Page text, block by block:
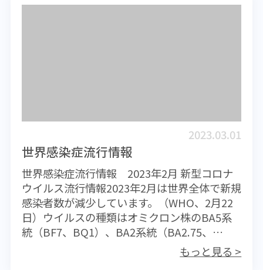
ジア各国でデング熱患者数が増加していま
す。マレーシアやベトナムでは2万人以上、フ
ィリピンでは3万人近くの患者が確認されてお
り、いずれも昨年同期の２～３倍の数になっ
ています。一方、シンガポールでは約2000人
と昨年よりも少ない数です。東南アジアはこ
れから雨季に入るため、患者数はさらに増加
することが予想されます。旅行に際しては蚊
に刺されないよういっそうの注意が必要で
す。 中国での鳥インフルエンザ患者の発生中
世界感染症流行情報
世界感染症流行情報 2023年2月 新型コロナ
ウイルス流行情報2023年2月は世界全体で新規
感染者数が減少しています。（WHO、2月22
日）ウイルスの種類はオミクロン株のBA5系
統（BF7、BQ1）、BA2系統（BA2.75、
CH1.1)、組換え型（XBB、XBB1.5、XBF）が
共存しており、国や地域により流行状況が異
2023.03.01
もっと見る >